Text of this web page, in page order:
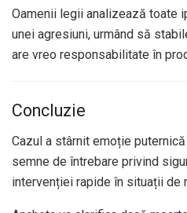
Oamenii legii analizează toate
unei agresiuni, urmând să
are vreo responsabilitate în
Concluzie
Cazul a stârnit emoție
semne de întrebare privind
intervenției rapide în situații de